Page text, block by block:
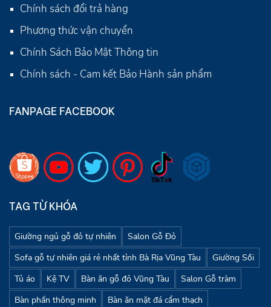
Chính sách đổi trả hàng
Phương thức vận chuyển
Chính Sách Bảo Mật Thông tin
Chính sách - Cam kết Bảo Hành sản phẩm
FANPAGE FACEBOOK
TAG TỪ KHÓA
Giường ngủ gỗ đỏ tự nhiên
Salon Gỗ Đỏ
Sofa gỗ tự nhiên giá rẻ nhất tỉnh Bà Rịa Vũng Tàu
Giường Sồi
Tủ áo
Kệ TV Bàn ăn gỗ đỏ Vũng Tàu
Salon Gỗ tràm
Bàn phấn thông minh
Bàn ăn mặt đá cẩm thạch